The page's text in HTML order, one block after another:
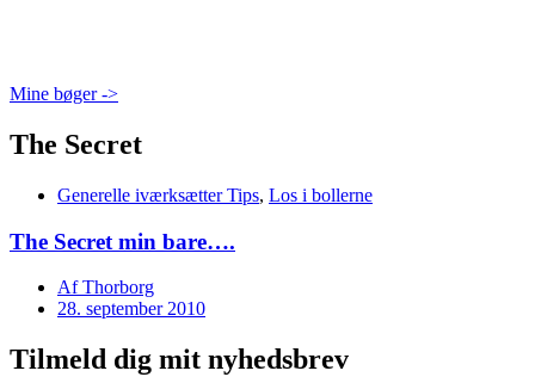
Mine bøger ->
The Secret
Generelle iværksætter Tips, Los i bollerne
The Secret min bare….
AfThorborg
28. september 2010
Tilmeld dig mit nyhedsbrev